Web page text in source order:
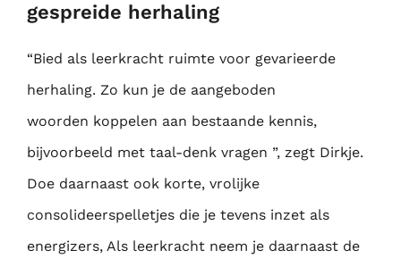
gespreide herhaling
“Bied als leerkracht ruimte voor gevarieerde
herhaling. Zo kun je de aangeboden
woorden koppelen aan bestaande kennis,
bijvoorbeeld met taal-denk vragen ”, zegt Dirkje.
Doe daarnaast ook korte, vrolijke
consolideerspelletjes die je tevens inzet als
energizers, Als leerkracht neem je daarnaast de